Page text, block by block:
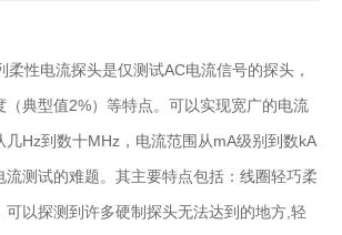
柔性电流探头是仅测试AC电流信号的探头，
（典型值2%）等特点。可以实现宽广的电流
几Hz到数十MHz，电流范围从mA级别到数kA
流测试的难题。其主要特点包括：线圈轻巧柔
可以探测到许多硬制探头无法达到的地方,轻